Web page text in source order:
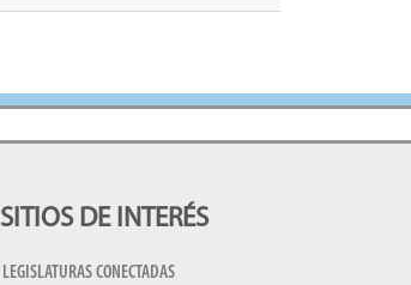
SITIOS DE INTERÉS
LEGISLATURAS CONECTADAS